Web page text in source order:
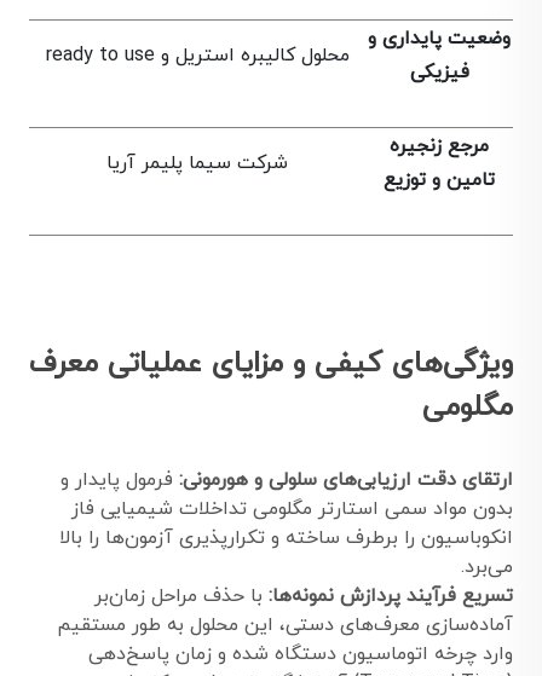
وضعیت پایداری و
فیزیکی
محلول کالیبره استریل و ready to use
مرجع زنجیره
تامین و توزیع
شرکت سیما پلیمر آریا
ویژگی‌های کیفی و مزایای عملیاتی معرف
مگلومی
ارتقای دقت ارزیابی‌های سلولی و هورمونی: فرمول پایدار و
بدون مواد سمی استارتر مگلومی تداخلات شیمیایی فاز
انکوباسیون را برطرف ساخته و تکرارپذیری آزمون‌ها را بالا
می‌برد.
تسریع فرآیند پردازش نمونه‌ها: با حذف مراحل زمان‌بر
آماده‌سازی معرف‌های دستی، این محلول به طور مستقیم
وارد چرخه اتوماسیون دستگاه شده و زمان پاسخ‌دهی